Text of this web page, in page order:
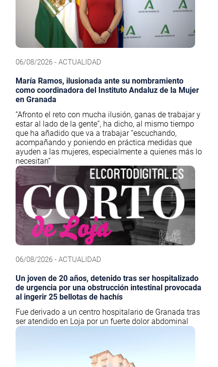
06/08/2026 - ACTUALIDAD
María Ramos, ilusionada ante su nombramiento
como coordinadora del Instituto Andaluz de la Mujer
en Granada
“Afronto el reto con mucha ilusión, ganas de trabajar y
estar al lado de la gente”, ha dicho, al mismo tiempo
que ha añadido que va a trabajar “escuchando,
acompañando y poniendo en práctica medidas que
ayuden a las mujeres, especialmente a quienes más lo
necesitan”
06/08/2026 - ACTUALIDAD
Un joven de 20 años, detenido tras ser hospitalizado
de urgencia por una obstrucción intestinal provocada
al ingerir 25 bellotas de hachís
Fue derivado a un centro hospitalario de Granada tras
ser atendido en Loja por un fuerte dolor abdominal